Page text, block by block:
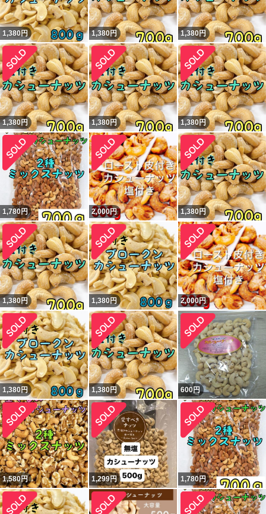
1,380円 1,380円 1,380円
1,380円 1,380円 1,380円
1,780円 2,000円 1,380円
1,380円 1,380円 2,000円
1,380円 1,380円 600円
1,580円 1,299円 1,780円